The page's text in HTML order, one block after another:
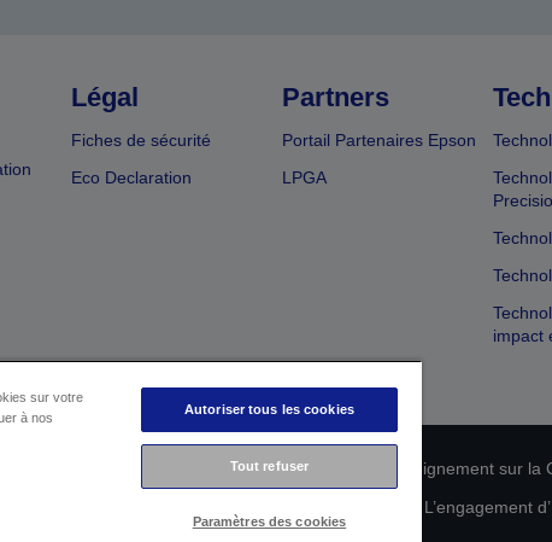
Légal
Fiches de sécurité
Eco Declaration
Partners
Portail Partenaires Epson
LPGA
impact
Déclaration de Renseignement sur la
L’engagement
sur votre
à nos
Autoriser tous les cookies
Tout refuser
Paramètres des cookies